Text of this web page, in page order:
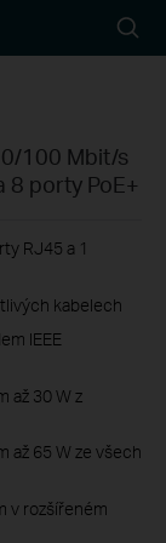
icon
100 Mbit/s
8 porty PoE+
RJ45 a 1
kabelech
IEEE
až 30 W z
až 65 W ze všech
v rozšířeném